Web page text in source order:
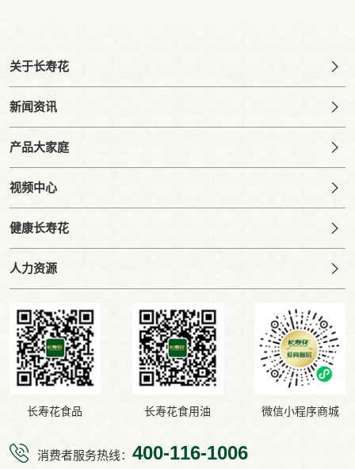
关于长寿花
新闻资讯
产品大家庭
视频中心
健康长寿花
人力资源
长寿花食品 长寿花食用油 微信小程序商城
消费者服务热线： 400-116-1006